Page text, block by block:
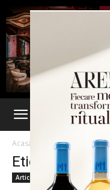
Acasă Etichete
Etichetă:
Articole